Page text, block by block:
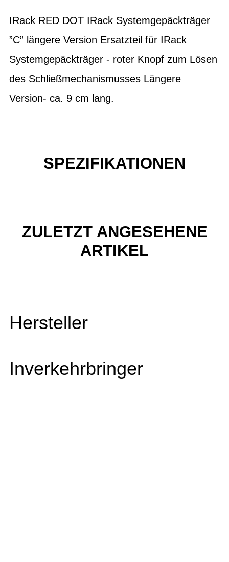
IRack RED DOT IRack Systemgepäckträger
”C” längere Version Ersatzteil für IRack
Systemgepäckträger - roter Knopf zum Lösen
des Schließmechanismusses Längere
Version- ca. 9 cm lang.
SPEZIFIKATIONEN
ZULETZT ANGESEHENE
ARTIKEL
Hersteller
Inverkehrbringer